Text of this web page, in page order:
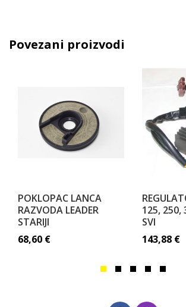
Povezani proizvodi
POKLOPAC LANCA
RAZVODA LEADER
STARIJI
68,60 €
125, 250,
SVI
143,88 €